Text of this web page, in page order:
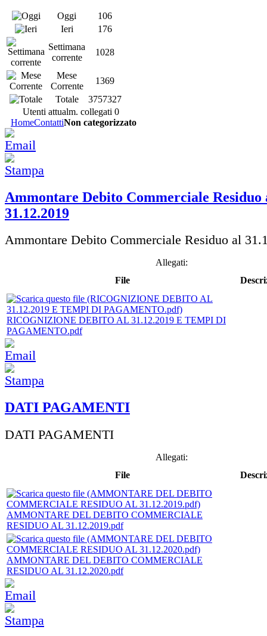
Oggi
106
Ieri
176
Settimana
corrente
1028
Mese
Corrente
1369
Totale
3757327
Utenti attualm. collegati 0
HomeContattiNon categorizzato
Ammontare Debito Commerciale Residuo
31.12.2019
Ammontare Debito Commerciale Residuo al
Allegati:
File
RICOGNIZIONE DEBITO AL 31.12.2019 E TEMPI DI
PAGAMENTO.pdf
DATI PAGAMENTI
DATI PAGAMENTI
Allegati:
File
AMMONTARE DEL DEBITO COMMERCIALE
RESIDUO AL 31.12.2019.pdf
AMMONTARE DEL DEBITO COMMERCIALE
RESIDUO AL 31.12.2020.pdf